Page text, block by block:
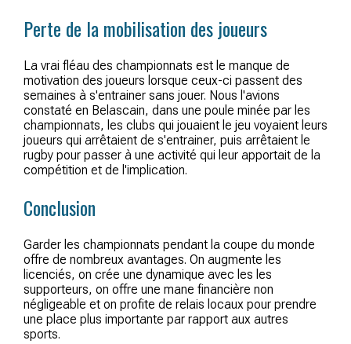
Perte de la mobilisation des joueurs
La vrai fléau des championnats est le manque de
motivation des joueurs lorsque ceux-ci passent des
semaines à s'entrainer sans jouer. Nous l'avions
constaté en Belascain, dans une poule minée par les
championnats, les clubs qui jouaient le jeu voyaient leurs
joueurs qui arrêtaient de s'entrainer, puis arrêtaient le
rugby pour passer à une activité qui leur apportait de la
compétition et de l'implication.
Conclusion
Garder les championnats pendant la coupe du monde
offre de nombreux avantages. On augmente les
licenciés, on crée une dynamique avec les les
supporteurs, on offre une mane financière non
négligeable et on profite de relais locaux pour prendre
une place plus importante par rapport aux autres
sports.